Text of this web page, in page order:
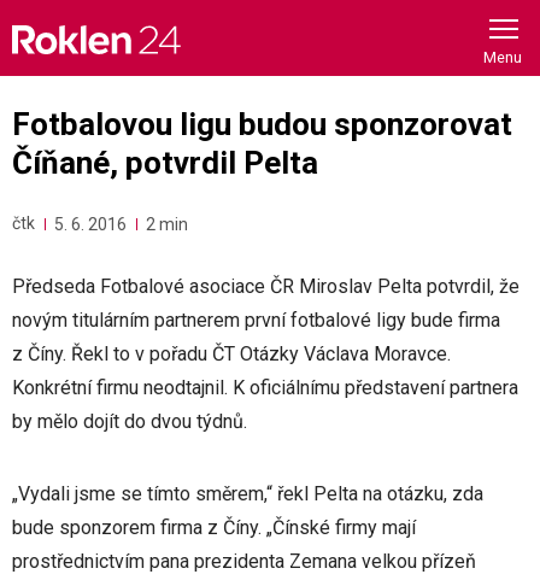
content
Fotbalovou ligu budou sponzorovat
Číňané, potvrdil Pelta
čtk 5. 6. 2016 2 min
Předseda Fotbalové asociace ČR Miroslav Pelta potvrdil, že
novým titulárním partnerem první fotbalové ligy bude firma
z Číny. Řekl to v pořadu ČT Otázky Václava Moravce.
Konkrétní firmu neodtajnil. K oficiálnímu představení partnera
by mělo dojít do dvou týdnů.
„Vydali jsme se tímto směrem,“ řekl Pelta na otázku, zda
bude sponzorem firma z Číny. „Čínské firmy mají
prostřednictvím pana prezidenta Zemana velkou přízeň